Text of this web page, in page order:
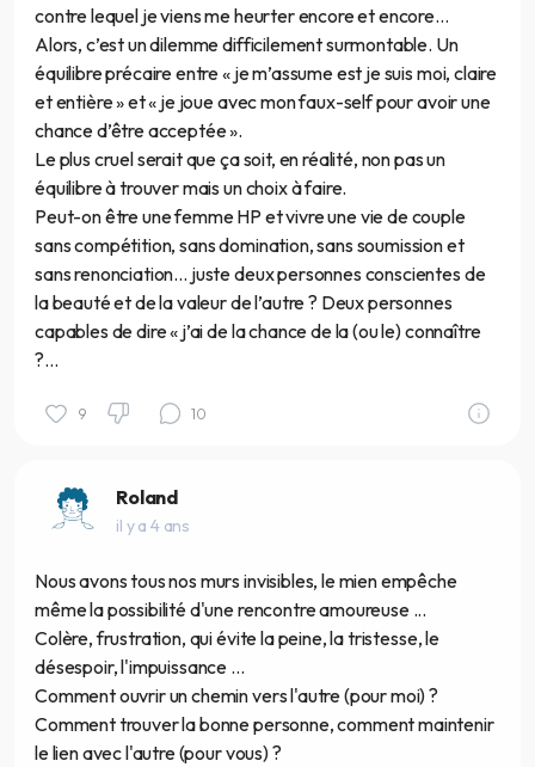
contre lequel je viens me heurter encore et encore…
Alors, c’est un dilemme difficilement surmontable. Un
équilibre précaire entre « je m’assume est je suis moi, claire
et entière » et « je joue avec mon faux-self pour avoir une
chance d’être acceptée ».
Le plus cruel serait que ça soit, en réalité, non pas un
équilibre à trouver mais un choix à faire.
Peut-on être une femme HP et vivre une vie de couple
sans compétition, sans domination, sans soumission et
sans renonciation… juste deux personnes conscientes de
la beauté et de la valeur de l’autre ? Deux personnes
capables de dire « j’ai de la chance de la (ou le) connaître
?…
9 10
Roland
il y a 4 ans
Nous avons tous nos murs invisibles, le mien empêche
même la possibilité d'une rencontre amoureuse ...
Colère, frustration, qui évite la peine, la tristesse, le
désespoir, l'impuissance ...
Comment ouvrir un chemin vers l'autre (pour moi) ?
Comment trouver la bonne personne, comment maintenir
le lien avec l'autre (pour vous) ?